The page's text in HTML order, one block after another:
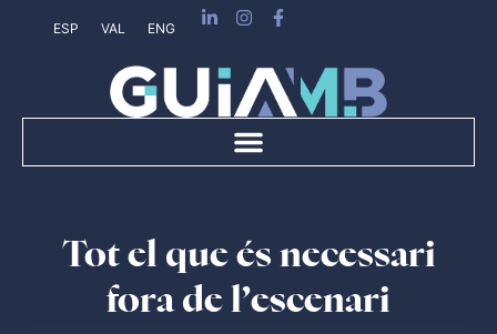
ESP VAL ENG
Tot el que és necessari
fora de l’escenari